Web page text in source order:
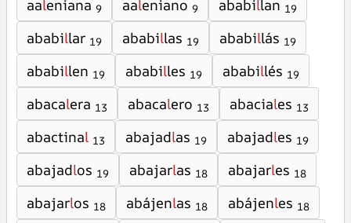
aaleniana 9 aaleniano 9 ababillan 19
ababillar 19 ababillas 19 ababillás 19
ababillen 19 ababilles 19 ababillés 19
abacalera 13 abacalero 13 abaciales 13
abactinal 13 abajadlas 19 abajadles 19
abajadlos 19 abajarlas 18 abajarles 18
abajarlos 18 abájenlas 18 abájenles 18